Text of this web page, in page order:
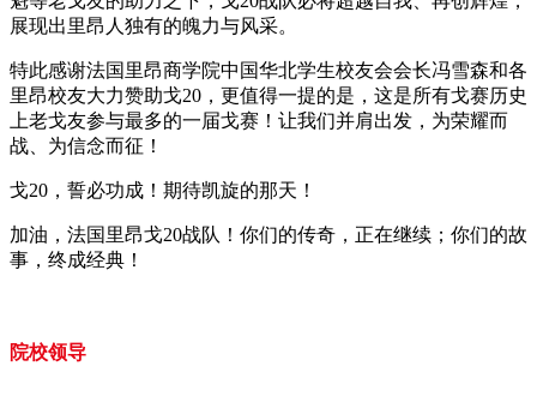
展现出里昂人独有的魄力与风采。
特此感谢法国里昂商学院中国华北学生校友会会长冯雪森和各
里昂校友大力赞助戈20，更值得一提的是，这是所有戈赛历史
上老戈友参与最多的一届戈赛！让我们并肩出发，为荣耀而
战、为信念而征！
戈20，誓必功成！期待凯旋的那天！
加油，法国里昂戈20战队！你们的传奇，正在继续；你们的故
事，终成经典！
院校领导